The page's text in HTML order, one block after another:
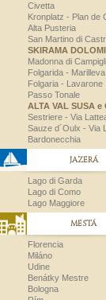
Civetta
Kronplatz - Plan de
Alta Pusteria
San Martino di
SKIRAMA
Madonna di
Folgarida - Marilleva
Folgaria - Lavarone
Passo Tonale
ALTA VAL SUSA e
Sestriere - Via
Sauze d´Oulx - Via
Bardonecchia
JAZERÁ
Lago di Garda
Lago di Como
Lago Maggiore
MESTÁ
Florencia
Miláno
Udine
Benátky Mestre
Bologna